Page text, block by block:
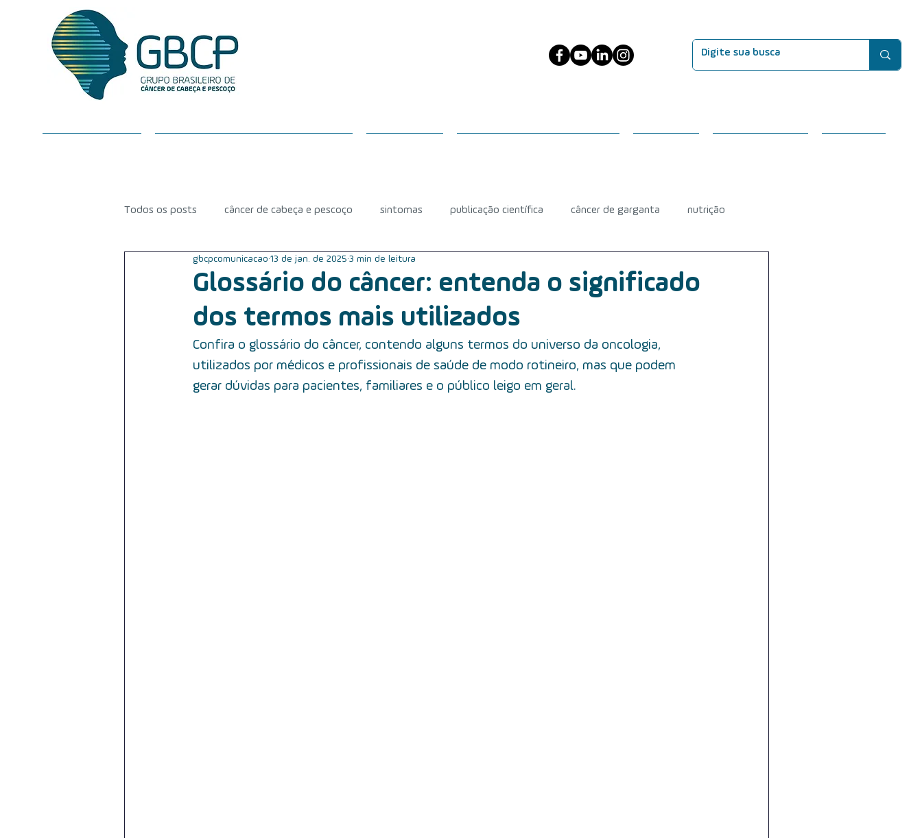
Todos os posts câncer de cabeça e pescoço sintomas publicação científica câncer de garganta nutrição
radioterapia equipe médica diagnóstico câncer de glândula salivar
reabilitação do paciente câncer de tireoide 5 fatos câncer de boca
câncer da cavidade oral câncer de garganta câncer de laringe
Glossário do câncer: entenda o significado
dos termos mais utilizados
gbcpcomunicacao 13 de jan. de 2025 3 min de leitura
Confira o glossário do câncer, contendo alguns termos do universo da oncologia,
utilizados por médicos e profissionais de saúde de modo rotineiro, mas que podem
gerar dúvidas para pacientes, familiares e o público leigo em geral.